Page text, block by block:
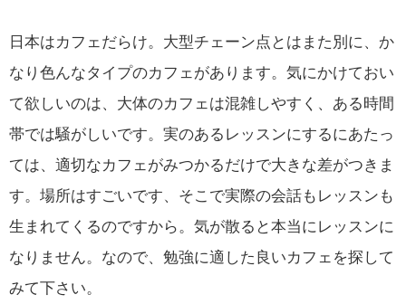
日本はカフェだらけ。大型チェーン点とはまた別に、か
なり色んなタイプのカフェがあります。気にかけておい
て欲しいのは、大体のカフェは混雑しやすく、ある時間
帯では騒がしいです。実のあるレッスンにするにあたっ
ては、適切なカフェがみつかるだけで大きな差がつきま
す。場所はすごいです、そこで実際の会話もレッスンも
生まれてくるのですから。気が散ると本当にレッスンに
なりません。なので、勉強に適した良いカフェを探して
みて下さい。